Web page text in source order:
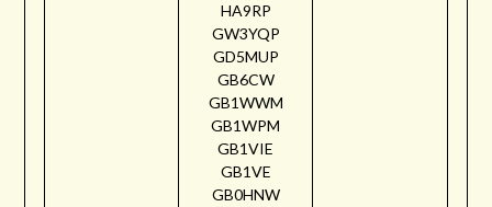
HA9RP
GW3YQP
GD5MUP
GB6CW
GB1WWM
GB1WPM
GB1VIE
GB1VE
GB0HNW